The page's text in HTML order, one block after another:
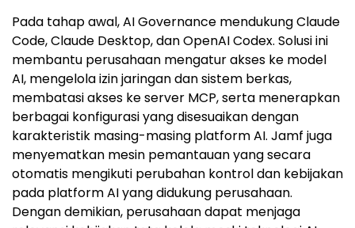
Pada tahap awal, AI Governance mendukung Claude
Code, Claude Desktop, dan OpenAI Codex. Solusi ini
membantu perusahaan mengatur akses ke model
AI, mengelola izin jaringan dan sistem berkas,
membatasi akses ke server MCP, serta menerapkan
berbagai konfigurasi yang disesuaikan dengan
karakteristik masing-masing platform AI. Jamf juga
menyematkan mesin pemantauan yang secara
otomatis mengikuti perubahan kontrol dan kebijakan
pada platform AI yang didukung perusahaan.
Dengan demikian, perusahaan dapat menjaga